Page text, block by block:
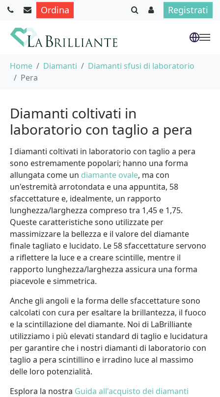
Ordina Registrati
Home Diamanti
Diamanti sfusi di laboratorio
Pera
Diamanti coltivati in
laboratorio con taglio a pera
I diamanti coltivati in laboratorio con taglio a pera
sono estremamente popolari; hanno una forma
allungata come un diamante ovale, ma con
un'estremità arrotondata e una appuntita, 58
sfaccettature e, idealmente, un rapporto
lunghezza/larghezza compreso tra 1,45 e 1,75.
Queste caratteristiche sono utilizzate per
massimizzare la bellezza e il valore del diamante
finale tagliato e lucidato. Le 58 sfaccettature servono
a riflettere la luce e a creare scintille, mentre il
rapporto lunghezza/larghezza assicura una forma
piacevole e simmetrica.
Anche gli angoli e la forma delle sfaccettature sono
calcolati con cura per esaltare la brillantezza, il fuoco
e la scintillazione del diamante. Noi di LaBrilliante
utilizziamo i più elevati standard di taglio e lucidatura
per garantire che i nostri diamanti di laboratorio con
taglio a pera scintillino e irradino luce al massimo
delle loro potenzialità.
Esplora la nostra Guida all'acquisto dei diamanti